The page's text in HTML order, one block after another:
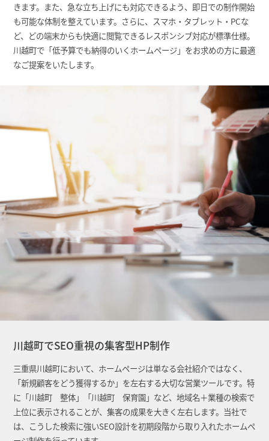
きます。また、急な立ち上げにも対応できるよう、即日での制作開始
も可能な体制を整えています。さらに、スマホ・タブレット・PCな
ど、どの端末からも快適に閲覧できるレスポンシブ対応が標準仕様。
川越町で「低予算でも納得のいくホームページ」をお求めの方に最適
なご提案をいたします。
川越町でSEO重視の集客型HP制作
三重県川越町において、ホームページは単なる会社紹介ではなく、
「新規顧客をどう獲得するか」を左右する大切な営業ツールです。特
に「川越町 整体」「川越町 保育園」など、地域名＋業種の検索で
上位に表示されることが、集客の成果を大きく左右します。当社で
は、こうした検索に強いSEO設計を初期段階から取り入れたホームペ